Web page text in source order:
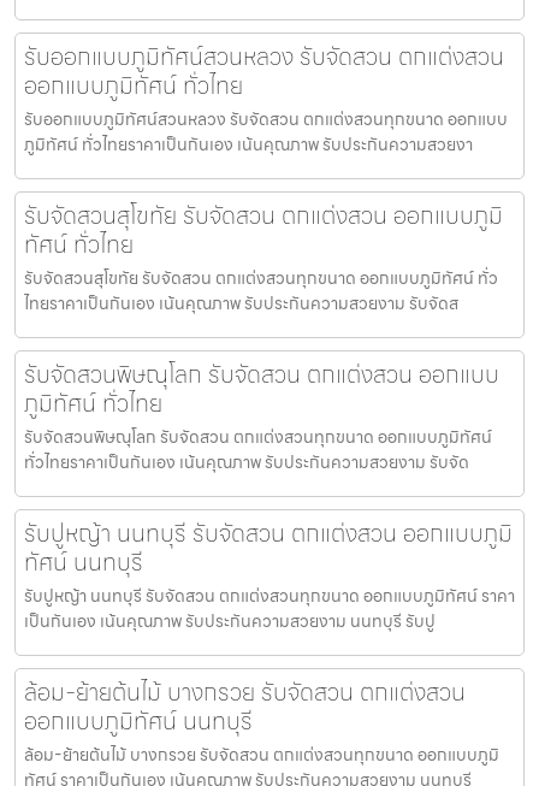
รับออกแบบภูมิทัศน์สวนหลวง รับจัดสวน ตกแต่งสวน
ออกแบบภูมิทัศน์ ทั่วไทย
รับออกแบบภูมิทัศน์สวนหลวง รับจัดสวน ตกแต่งสวนทุกขนาด ออกแบบ
ภูมิทัศน์ ทั่วไทยราคาเป็นกันเอง เน้นคุณภาพ รับประกันความสวยงา
รับจัดสวนสุโขทัย รับจัดสวน ตกแต่งสวน ออกแบบภูมิ
ทัศน์ ทั่วไทย
รับจัดสวนสุโขทัย รับจัดสวน ตกแต่งสวนทุกขนาด ออกแบบภูมิทัศน์ ทั่ว
ไทยราคาเป็นกันเอง เน้นคุณภาพ รับประกันความสวยงาม รับจัดส
รับจัดสวนพิษณุโลก รับจัดสวน ตกแต่งสวน ออกแบบ
ภูมิทัศน์ ทั่วไทย
รับจัดสวนพิษณุโลก รับจัดสวน ตกแต่งสวนทุกขนาด ออกแบบภูมิทัศน์
ทั่วไทยราคาเป็นกันเอง เน้นคุณภาพ รับประกันความสวยงาม รับจัด
รับปูหญ้า นนทบุรี รับจัดสวน ตกแต่งสวน ออกแบบภูมิ
ทัศน์ นนทบุรี
รับปูหญ้า นนทบุรี รับจัดสวน ตกแต่งสวนทุกขนาด ออกแบบภูมิทัศน์ ราคา
เป็นกันเอง เน้นคุณภาพ รับประกันความสวยงาม นนทบุรี รับปู
ล้อม-ย้ายต้นไม้ บางกรวย รับจัดสวน ตกแต่งสวน
ออกแบบภูมิทัศน์ นนทบุรี
ล้อม-ย้ายต้นไม้ บางกรวย รับจัดสวน ตกแต่งสวนทุกขนาด ออกแบบภูมิ
ทัศน์ ราคาเป็นกันเอง เน้นคุณภาพ รับประกันความสวยงาม นนทบุรี